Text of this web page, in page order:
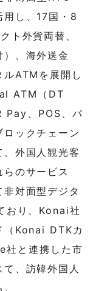
用し、17国・8
ト外貨両替、
、海外送金
ルATMを展開し
ATM（DT
、POS、パ
ックチェーン
外国人観光客
のサービス
対面型デジタ
おり、Konai社
（Konai DTKカ
と連携した市
、訪韓外国人